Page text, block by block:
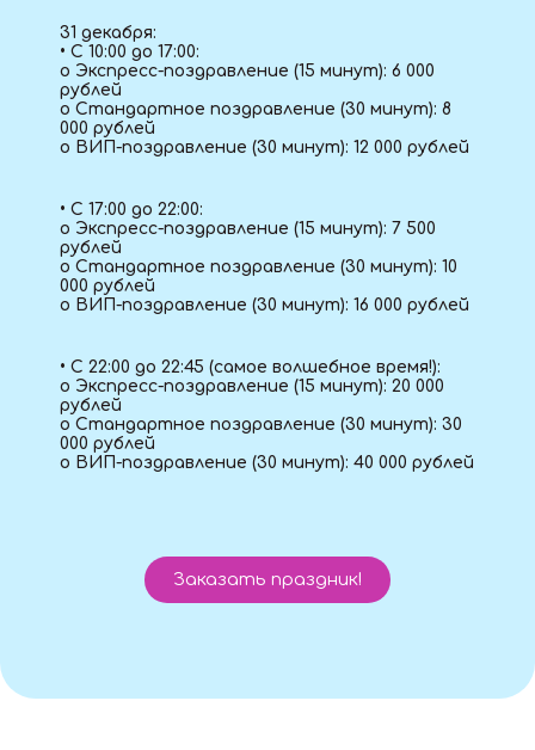
31 декабря:
• С 10:00 до 17:00:
o Экспресс-поздравление (15 минут): 6 000
рублей
o Стандартное поздравление (30 минут): 8
000 рублей
o ВИП-поздравление (30 минут): 12 000 рублей
• С 17:00 до 22:00:
o Экспресс-поздравление (15 минут): 7 500
рублей
o Стандартное поздравление (30 минут): 10
000 рублей
o ВИП-поздравление (30 минут): 16 000 рублей
• С 22:00 до 22:45 (самое волшебное время!):
o Экспресс-поздравление (15 минут): 20 000
рублей
o Стандартное поздравление (30 минут): 30
000 рублей
o ВИП-поздравление (30 минут): 40 000 рублей
Заказать праздник!